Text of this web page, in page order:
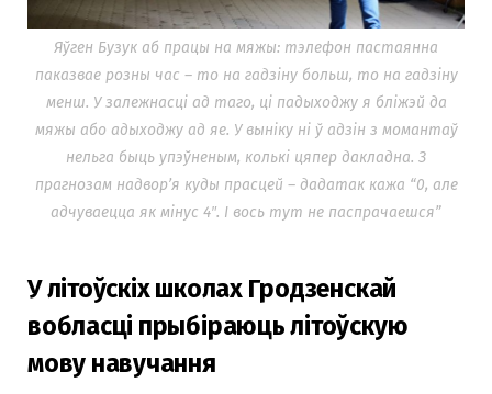
Яўген Бузук аб працы на мяжы: тэлефон пастаянна
паказвае розны час – то на гадзіну больш, то на гадзіну
менш. У залежнасці ад таго, ці падыходжу я бліжэй да
мяжы або адыходжу ад яе. У выніку ні ў адзін з момантаў
нельга быць упэўненым, колькі цяпер дакладна. З
прагнозам надвор’я куды прасцей – дадатак кажа “0, але
адчуваецца як мінус 4″. І вось тут не паспрачаешся”
У літоўскіх школах Гродзенскай
вобласці прыбіраюць літоўскую
мову навучання